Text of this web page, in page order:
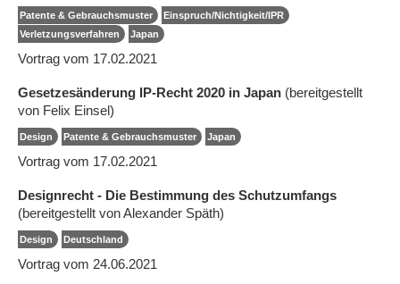
Patente & Gebrauchsmuster
Einspruch/Nichtigkeit/IPR
Verletzungsverfahren
Japan
Vortrag vom 17.02.2021
Gesetzesänderung IP-Recht 2020 in Japan (bereitgestellt
von Felix Einsel)
Design Patente & Gebrauchsmuster Japan
Vortrag vom 17.02.2021
Designrecht - Die Bestimmung des Schutzumfangs
(bereitgestellt von Alexander Späth)
Design Deutschland
Vortrag vom 24.06.2021